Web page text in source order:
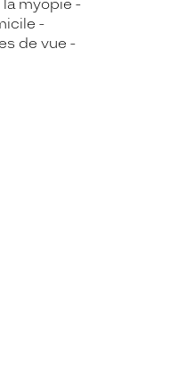
myopie
de vue